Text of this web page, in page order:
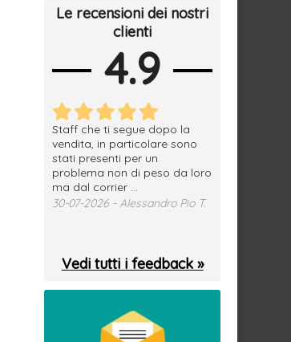
Le recensioni dei nostri
clienti
4.9
Staff che ti segue dopo la
vendita, in particolare sono
stati presenti per un
problema non di peso da loro
ma dal corrier ...
30-07-2026 - Alessandro Pio T.
Vedi tutti i feedback »